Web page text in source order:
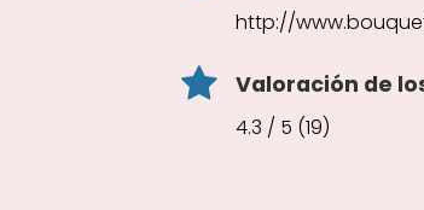
http://
Valoración de
4.3 / 5 (19)